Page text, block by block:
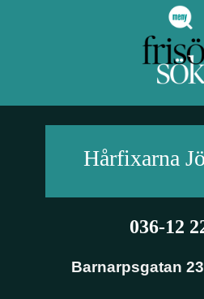
Hårfixarna
036-12
Barnarpsgatan 23